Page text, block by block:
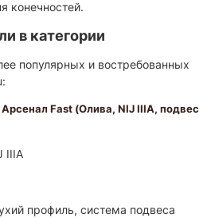
конечностей.
в категории
популярных и востребованных
Fast (Олива, NIJ IIIA, подвес
IIIA
профиль, система подвеса